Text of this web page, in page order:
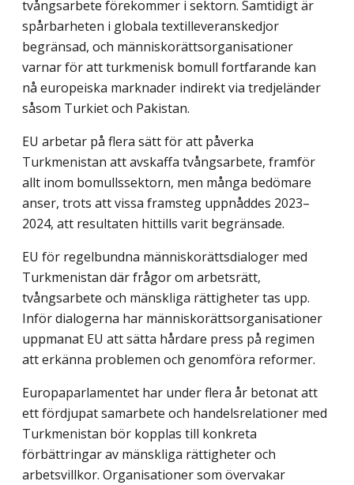
tvångsarbete förekommer i sektorn. Samtidigt är
spårbarheten i globala textilleveranskedjor
begränsad, och människorättsorganisationer
varnar för att turkmenisk bomull fortfarande kan
nå europeiska marknader indirekt via tredjeländer
såsom Turkiet och Pakistan.
EU arbetar på flera sätt för att påverka
Turkmenistan att avskaffa tvångsarbete, framför
allt inom bomullssektorn, men många bedömare
anser, trots att vissa framsteg uppnåddes 2023–
2024, att resultaten hittills varit begränsade.
EU för regelbundna människorättsdialoger med
Turkmenistan där frågor om arbetsrätt,
tvångsarbete och mänskliga rättigheter tas upp.
Inför dialogerna har människorättsorganisationer
uppmanat EU att sätta hårdare press på regimen
att erkänna problemen och genomföra reformer.
Europaparlamentet har under flera år betonat att
ett fördjupat samarbete och handelsrelationer med
Turkmenistan bör kopplas till konkreta
förbättringar av mänskliga rättigheter och
arbetsvillkor. Organisationer som övervakar